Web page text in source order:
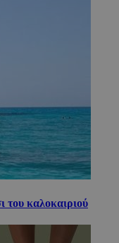
του καλοκαιριού